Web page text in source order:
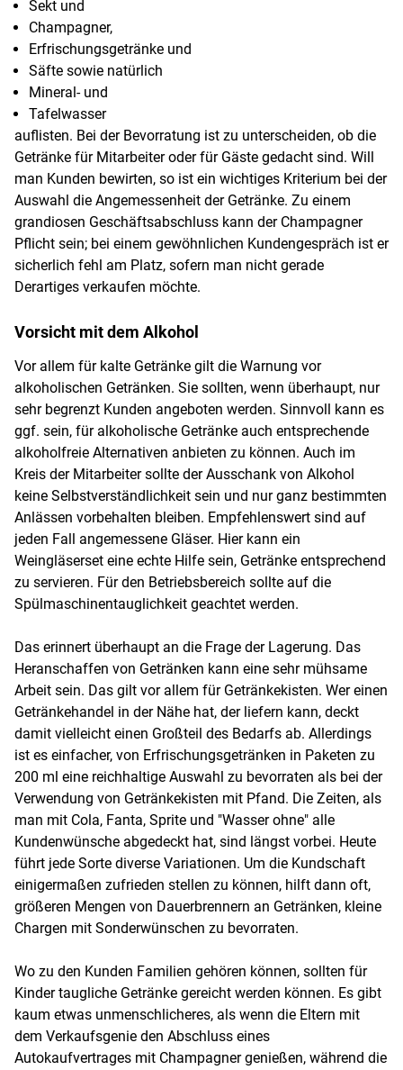
Sekt und
Champagner,
Erfrischungsgetränke und
Säfte sowie natürlich
Mineral- und
Tafelwasser
auflisten. Bei der Bevorratung ist zu unterscheiden, ob die
Getränke für Mitarbeiter oder für Gäste gedacht sind. Will
man Kunden bewirten, so ist ein wichtiges Kriterium bei der
Auswahl die Angemessenheit der Getränke. Zu einem
grandiosen Geschäftsabschluss kann der Champagner
Pflicht sein; bei einem gewöhnlichen Kundengespräch ist er
sicherlich fehl am Platz, sofern man nicht gerade
Derartiges verkaufen möchte.
Vorsicht mit dem Alkohol
Vor allem für kalte Getränke gilt die Warnung vor
alkoholischen Getränken. Sie sollten, wenn überhaupt, nur
sehr begrenzt Kunden angeboten werden. Sinnvoll kann es
ggf. sein, für alkoholische Getränke auch entsprechende
alkoholfreie Alternativen anbieten zu können. Auch im
Kreis der Mitarbeiter sollte der Ausschank von Alkohol
keine Selbstverständlichkeit sein und nur ganz bestimmten
Anlässen vorbehalten bleiben. Empfehlenswert sind auf
jeden Fall angemessene Gläser. Hier kann ein
Weingläserset eine echte Hilfe sein, Getränke entsprechend
zu servieren. Für den Betriebsbereich sollte auf die
Spülmaschinentauglichkeit geachtet werden.
Das erinnert überhaupt an die Frage der Lagerung. Das
Heranschaffen von Getränken kann eine sehr mühsame
Arbeit sein. Das gilt vor allem für Getränkekisten. Wer einen
Getränkehandel in der Nähe hat, der liefern kann, deckt
damit vielleicht einen Großteil des Bedarfs ab. Allerdings
ist es einfacher, von Erfrischungsgetränken in Paketen zu
200 ml eine reichhaltige Auswahl zu bevorraten als bei der
Verwendung von Getränkekisten mit Pfand. Die Zeiten, als
man mit Cola, Fanta, Sprite und "Wasser ohne" alle
Kundenwünsche abgedeckt hat, sind längst vorbei. Heute
führt jede Sorte diverse Variationen. Um die Kundschaft
einigermaßen zufrieden stellen zu können, hilft dann oft,
größeren Mengen von Dauerbrennern an Getränken, kleine
Chargen mit Sonderwünschen zu bevorraten.
Wo zu den Kunden Familien gehören können, sollten für
Kinder taugliche Getränke gereicht werden können. Es gibt
kaum etwas unmenschlicheres, als wenn die Eltern mit
dem Verkaufsgenie den Abschluss eines
Autokaufvertrages mit Champagner genießen, während die